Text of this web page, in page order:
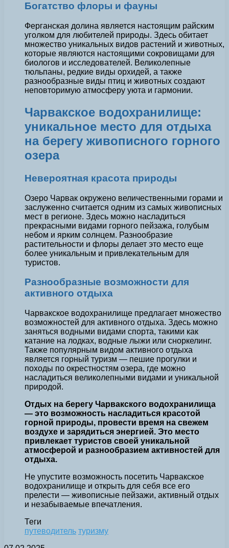
Богатство флоры и фауны
Ферганская долина является настоящим райским
уголком для любителей природы. Здесь обитает
множество уникальных видов растений и животных,
которые являются настоящими сокровищами для
биологов и исследователей. Великолепные
тюльпаны, редкие виды орхидей, а также
разнообразные виды птиц и животных создают
неповторимую атмосферу уюта и гармонии.
Чарвакское водохранилище:
уникальное место для отдыха
на берегу живописного горного
озера
Невероятная красота природы
Озеро Чарвак окружено величественными горами и
заслуженно считается одним из самых живописных
мест в регионе. Здесь можно насладиться
прекрасными видами горного пейзажа, голубым
небом и ярким солнцем. Разнообразие
растительности и флоры делает это место еще
более уникальным и привлекательным для
туристов.
Разнообразные возможности для
активного отдыха
Чарвакское водохранилище предлагает множество
возможностей для активного отдыха. Здесь можно
заняться водными видами спорта, такими как
катание на лодках, водные лыжи или сноркелинг.
Также популярным видом активного отдыха
является горный туризм — пешие прогулки и
походы по окрестностям озера, где можно
насладиться великолепными видами и уникальной
природой.
Отдых на берегу Чарвакского водохранилища
— это возможность насладиться красотой
горной природы, провести время на свежем
воздухе и зарядиться энергией. Это место
привлекает туристов своей уникальной
атмосферой и разнообразием активностей для
отдыха.
Не упустите возможность посетить Чарвакское
водохранилище и открыть для себя все его
прелести — живописные пейзажи, активный отдых
и незабываемые впечатления.
Теги
путеводитель туризму